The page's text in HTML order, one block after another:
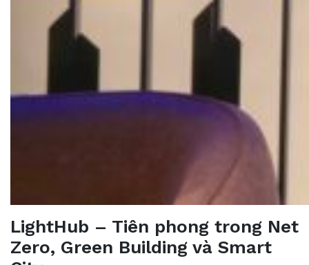
LightHub – Tiên phong trong Net
Zero, Green Building và Smart